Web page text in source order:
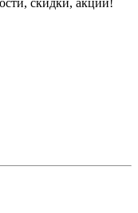
, скидки, акции!